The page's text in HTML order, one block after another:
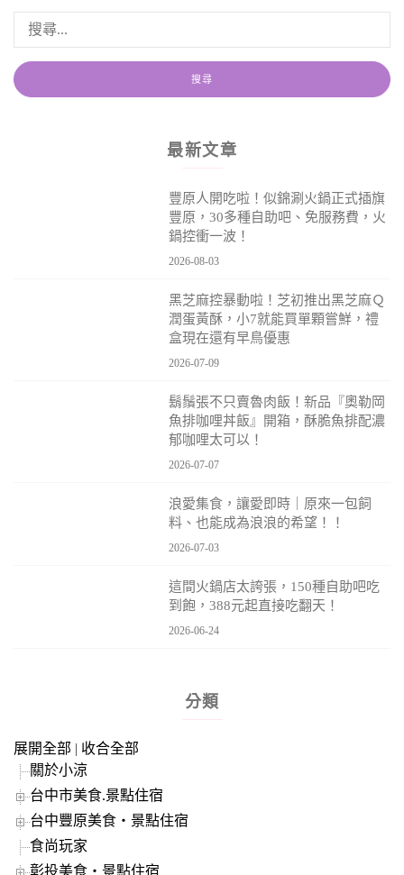
最新文章
豐原人開吃啦！似錦涮火鍋正式插旗
豐原，30多種自助吧、免服務費，火
鍋控衝一波！
2026-08-03
黑芝麻控暴動啦！芝初推出黑芝麻Ｑ
潤蛋黃酥，小7就能買單顆嘗鮮，禮
盒現在還有早鳥優惠
2026-07-09
鬍鬚張不只賣魯肉飯！新品『奧勒岡
魚排咖哩丼飯』開箱，酥脆魚排配濃
郁咖哩太可以！
2026-07-07
浪愛集食，讓愛即時｜原來一包飼
料、也能成為浪浪的希望！！
2026-07-03
這間火鍋店太誇張，150種自助吧吃
到飽，388元起直接吃翻天！
2026-06-24
分類
展開全部 | 收合全部
關於小涼
台中市美食.景點住宿
台中豐原美食‧景點住宿
食尚玩家
彰投美食‧景點住宿